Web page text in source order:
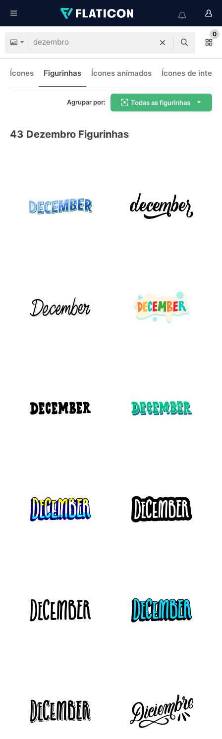
0
Ícones Figurinhas Ícones animados Ícones de
Agrupar por: Todas as figurinhas
43 Dezembro Figurinhas